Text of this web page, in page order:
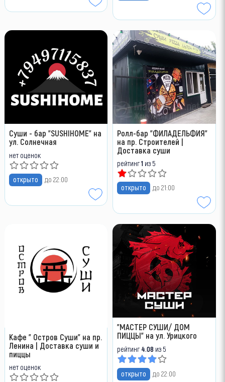
Суши - бар "SUSHIHOME" на
ул. Солнечная
нет оценок
открыто до 22:00
Ролл-бар "ФИЛАДЕЛЬФИЯ"
на пр. Строителей |
Доставка суши
рейтинг1 из 5
открыто до 21:00
Кафе " Остров Суши" на пр.
Ленина | Доставка суши и
пиццы
нет оценок
"МАСТЕР СУШИ/ ДОМ
ПИЦЦЫ" на ул. Урицкого
рейтинг 4.08 из 5
открыто до 22:00